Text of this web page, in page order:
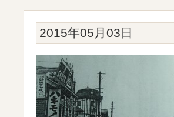
2015年05月03日